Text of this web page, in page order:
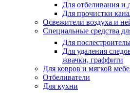
Для отбеливания и
Для прочистки
Освежители воздуха и
Специальные средства
Для
Для удаления
жвачки, граффити
Для ковров и мягкой
Отбеливатели
Для кухни